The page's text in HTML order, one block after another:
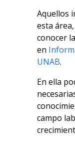
Aquellos
esta
conocer
en
UNAB.
En ella
campo